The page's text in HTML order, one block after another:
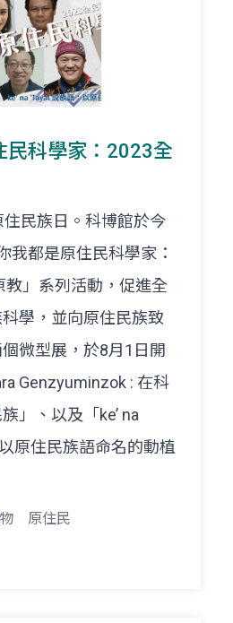
民科學家：2023全
民族日。科博館於今
我都是原住民科學家：
教」系列活動，促進全
學，並向原住民族致
微型展，於8月1日開
Genzyuminzok : 在科
」、以及「ke’ na
原住民族語命名的動植
原住民